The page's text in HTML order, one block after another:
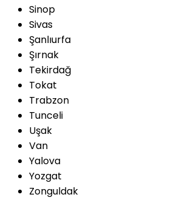
Sinop
Sivas
Şanlıurfa
Şırnak
Tekirdağ
Tokat
Trabzon
Tunceli
Uşak
Van
Yalova
Yozgat
Zonguldak